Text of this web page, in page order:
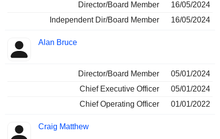
Director/Board Member
16/05/2024
Independent Dir/Board Member
16/05/2024
Alan Bruce
Director/Board Member
05/01/2024
Chief Executive Officer
05/01/2024
Chief Operating Officer
01/01/2022
Craig Matthew